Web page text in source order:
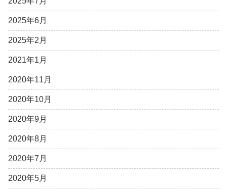
2025年6月
2025年2月
2021年1月
2020年11月
2020年10月
2020年9月
2020年8月
2020年7月
2020年5月